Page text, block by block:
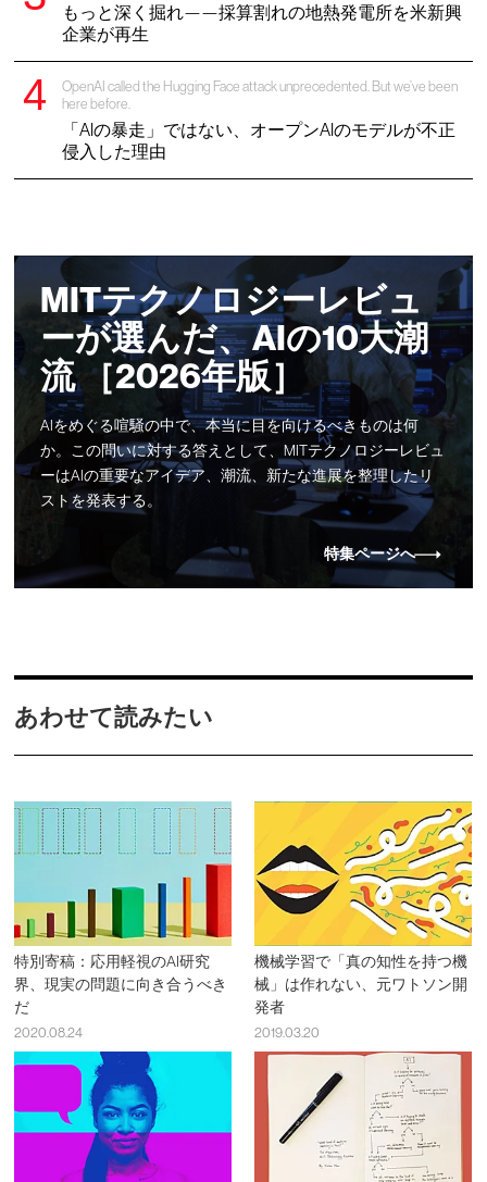
もっと深く掘れ——採算割れの地熱発電所を米新興
企業が再生
OpenAI called the Hugging Face attack unprecedented. But we’ve been
here before.
「AIの暴走」ではない、オープンAIのモデルが不正
侵入した理由
MITテクノロジーレビュ
ーが選んだ、AIの10大潮
流 ［2026年版］
AIをめぐる喧騒の中で、本当に目を向けるべきものは何
か。この問いに対する答えとして、MITテクノロジーレビュ
ーはAIの重要なアイデア、潮流、新たな進展を整理したリ
ストを発表する。
特集ページへ
あわせて読みたい
特別寄稿：応用軽視のAI研究
界、現実の問題に向き合うべき
だ
2020.08.24
機械学習で「真の知性を持つ機
械」は作れない、元ワトソン開
発者
2019.03.20